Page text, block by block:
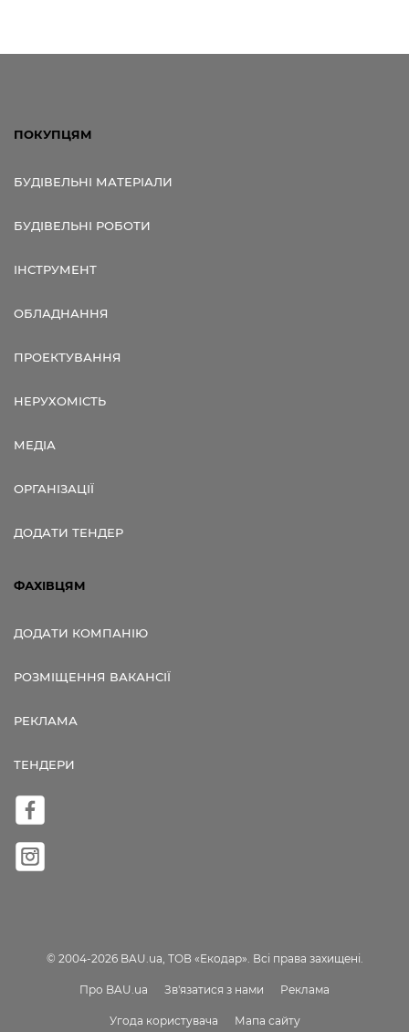
ПОКУПЦЯМ
БУДІВЕЛЬНІ МАТЕРІАЛИ
БУДІВЕЛЬНІ РОБОТИ
ІНСТРУМЕНТ
ОБЛАДНАННЯ
ПРОЕКТУВАННЯ
НЕРУХОМІСТЬ
МЕДІА
ОРГАНІЗАЦІЇ
ДОДАТИ ТЕНДЕР
ФАХІВЦЯМ
ДОДАТИ КОМПАНІЮ
РОЗМІЩЕННЯ ВАКАНСІЇ
РЕКЛАМА
ТЕНДЕРИ
© 2004-2026 BAU.ua, ТОВ «Екодар». Всі права захищені.
Про BAU.ua Зв'язатися з нами Реклама
Угода користувача Мапа сайту